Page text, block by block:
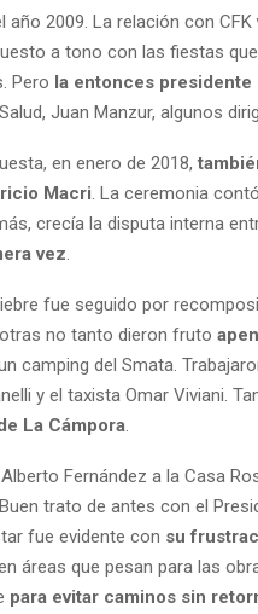
año 2009. La relación con CFK
a tono con las fiestas
Pero la entonces
Juan Manzur, algunos
en enero de 2018,
Macri. La ceremonia
crecía la disputa interna
vez.
fue seguido por
no tanto dieron fruto
camping del Smata.
y el taxista Omar Viviani.
La Cámpora.
Fernández a la Casa
trato de antes con el
fue evidente con su
áreas que pesan para las
para evitar caminos sin